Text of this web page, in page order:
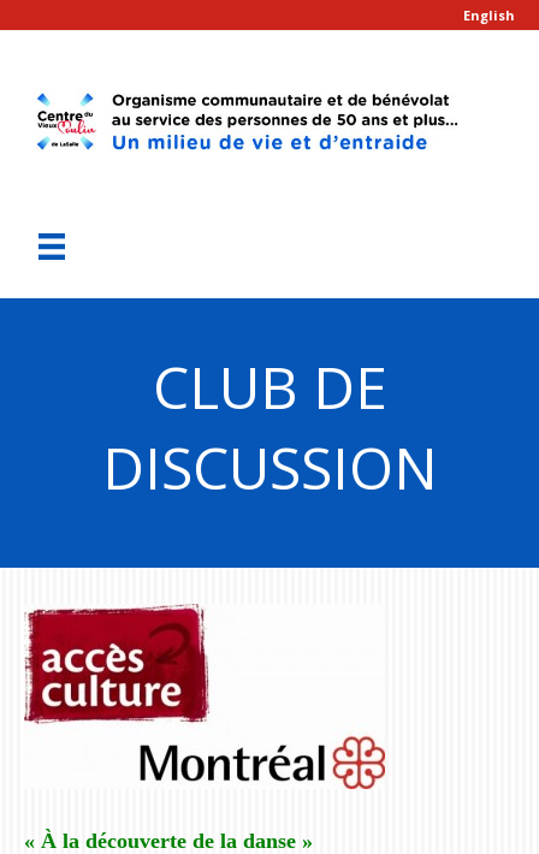
English
CLUB DE
DISCUSSION
« À la découverte de la danse »